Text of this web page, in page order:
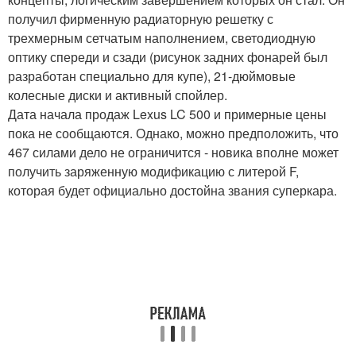
получил фирменную радиаторную решетку с
трехмерным сетчатым наполнением, светодиодную
оптику спереди и сзади (рисунок задних фонарей был
разработан специально для купе), 21-дюймовые
колесные диски и активный спойлер.
Дата начала продаж Lexus LC 500 и примерные цены
пока не сообщаются. Однако, можно предположить, что
467 силами дело не ограничится - новика вполне может
получить заряженную модификацию с литерой F,
которая будет официально достойна звания суперкара.